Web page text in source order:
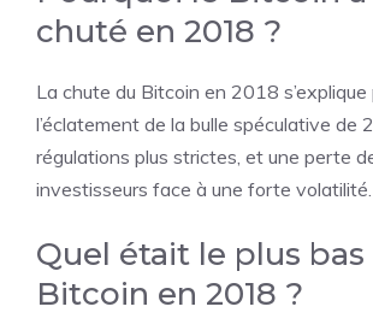
chuté en 2018 ?
La chute du Bitcoin en 2018 s’explique
l’éclatement de la bulle spéculative de
régulations plus strictes, et une perte
investisseurs face à une forte volatilité.
Quel était le plus
Bitcoin en 2018 ?